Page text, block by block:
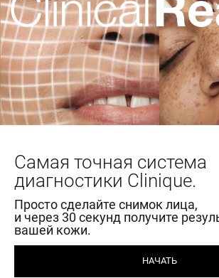
Самая точная система
диагностики Clinique.
Просто сделайте снимок лица,
и через 30 секунд получите
вашей кожи.
НАЧАТЬ